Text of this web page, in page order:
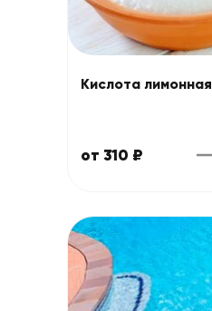
Кислота лимонная
от 310 ₽